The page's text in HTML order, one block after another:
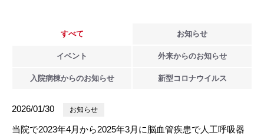
すべて お知らせ
イベント 外来からのお知らせ
入院病棟からのお知らせ 新型 コロナウイルス
2026/01/30 お知らせ
当院で2023年4月から2025年3月に脳血管疾患で人工呼吸器